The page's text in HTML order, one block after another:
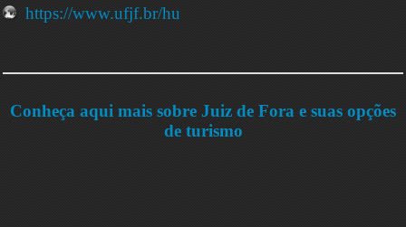
https://www.ufjf.br/hu
Conheça aqui mais sobre Juiz de Fora e suas opções
de turismo